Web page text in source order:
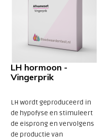
LH hormoon -
Vingerprik
LH wordt geproduceerd in
de hypofyse en stimuleert
de eisprong en vervolgens
de productie van